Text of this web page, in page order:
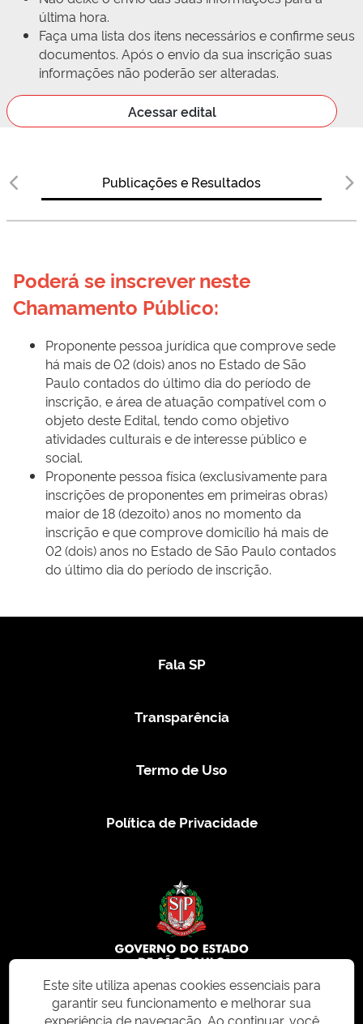
última hora.
Faça uma lista dos itens necessários e confirme seus
documentos. Após o envio da sua inscrição suas
informações não poderão ser alteradas.
Acessar edital
Publicações e Resultados
Poderá se inscrever neste
Chamamento Público:
Proponente pessoa jurídica que comprove sede
há mais de 02 (dois) anos no Estado de São
Paulo contados do último dia do período de
inscrição, e área de atuação compatível com o
objeto deste Edital, tendo como objetivo
atividades culturais e de interesse público e
social.
Proponente pessoa física (exclusivamente para
inscrições de proponentes em primeiras obras)
maior de 18 (dezoito) anos no momento da
inscrição e que comprove domicílio há mais de
02 (dois) anos no Estado de São Paulo contados
do último dia do período de inscrição.
Fala SP
Transparência
Termo de Uso
Política de Privacidade
© 2026 CMS.SP.GOV.BR. Todos os direitos reservados.
Este site utiliza apenas cookies essenciais para
garantir seu funcionamento e melhorar sua
experiência de navegação. Ao continuar, você